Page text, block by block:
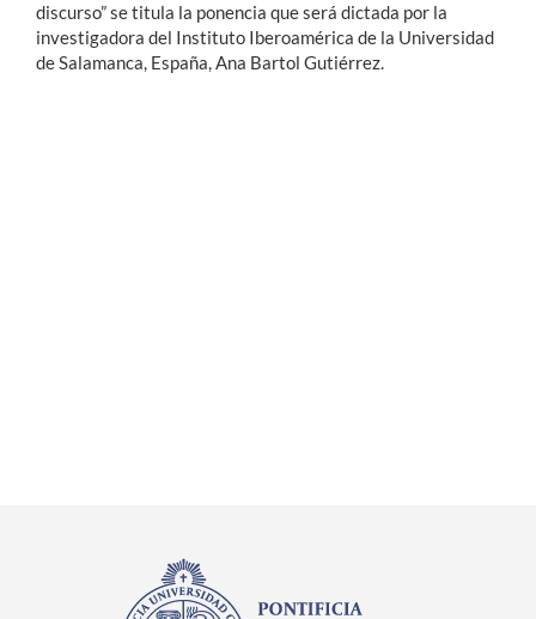
discurso” se titula la ponencia que será dictada por la
investigadora del Instituto Iberoamérica de la Universidad
de Salamanca, España, Ana Bartol Gutiérrez.